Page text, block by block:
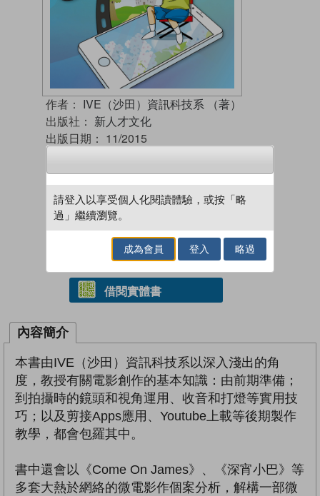
作者： IVE（沙田）資訊科技系 （著）
出版社： 新人才文化
出版日期： 11/2015
試閲 加入閱讀紀錄
借閱實體書
內容簡介
本書由IVE（沙田）資訊科技系以深入淺出的角
度，教授有關電影創作的基本知識：由前期準備；
到拍攝時的鏡頭和視角運用、收音和打燈等實用技
巧；以及剪接Apps應用、Youtube上載等後期製作
教學，都會包羅其中。
書中還會以《Come On James》、《深宵小巴》等
多套大熱於網絡的微電影作個案分析，解構一部微
請登入以享受個人化閱讀體驗，或按「略
過」繼續瀏覽。
成為會員 登入 略過